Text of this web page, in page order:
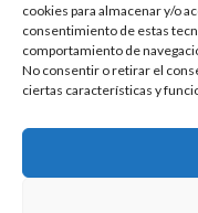
cookies para almacenar y/o
consentimiento de estas
comportamiento de
No consentir o retirar el
ciertas características y
 Horario
De lunes a
16:00 a